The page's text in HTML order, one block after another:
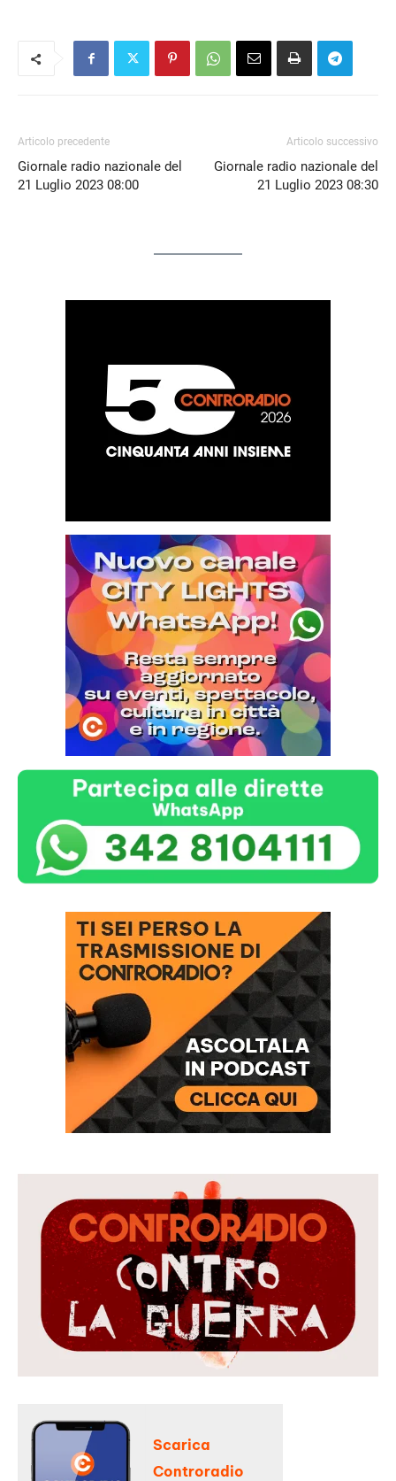
Articolo precedente
Giornale radio nazionale del
21 Luglio 2023 08:00
Articolo successivo
Giornale radio nazionale del
21 Luglio 2023 08:30
Scarica
Controradio